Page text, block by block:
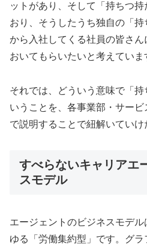
ットがあり、そして「持ちつ
おり、そうしたうち独自の「
から入社してくる社員の皆さ
おいてもらいたいと考えていま
それでは、どういう意味で「
いうことを、各事業部・サー
で説明することで紐解いていけ
すべらないキャリアエ
スモデル
エージェントのビジネスモデ
ゆる「労働集約型」です。グ